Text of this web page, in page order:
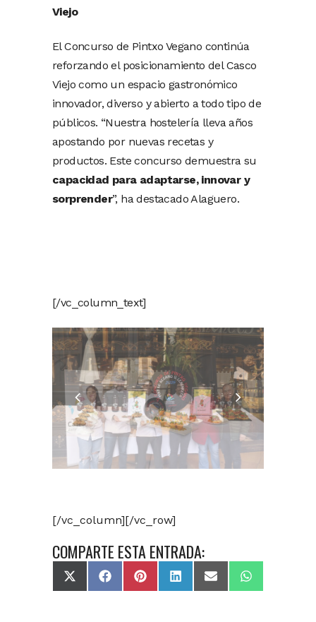
Viejo
El Concurso de Pintxo Vegano continúa
reforzando el posicionamiento del Casco
Viejo como un espacio gastronómico
innovador, diverso y abierto a todo tipo de
públicos. “Nuestra hostelería lleva años
apostando por nuevas recetas y
productos. Este concurso demuestra su
capacidad para adaptarse, innovar y
sorprender”, ha destacado Alaguero.
[/vc_column_text]
[/vc_column][/vc_row]
COMPARTE ESTA ENTRADA:
X
(Twitter)
FacebookPinterestLinkedInEmail WhatsApp